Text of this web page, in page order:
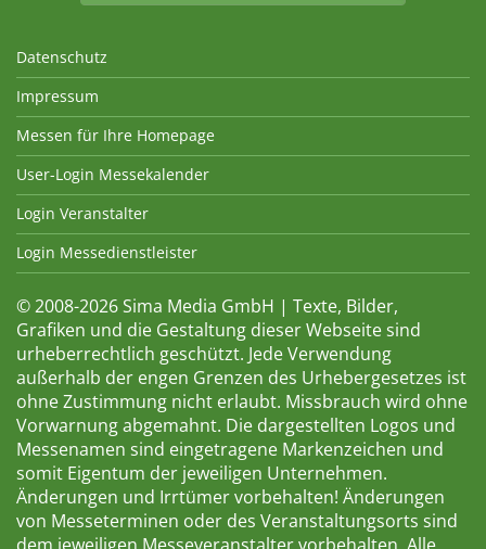
Datenschutz
Impressum
Messen für Ihre Homepage
User-Login Messekalender
Login Veranstalter
Login Messedienstleister
© 2008-2026 Sima Media GmbH | Texte, Bilder,
Grafiken und die Gestaltung dieser Webseite sind
urheberrechtlich geschützt. Jede Verwendung
außerhalb der engen Grenzen des Urhebergesetzes ist
ohne Zustimmung nicht erlaubt. Missbrauch wird ohne
Vorwarnung abgemahnt. Die dargestellten Logos und
Messenamen sind eingetragene Markenzeichen und
somit Eigentum der jeweiligen Unternehmen.
Änderungen und Irrtümer vorbehalten! Änderungen
von Messeterminen oder des Veranstaltungsorts sind